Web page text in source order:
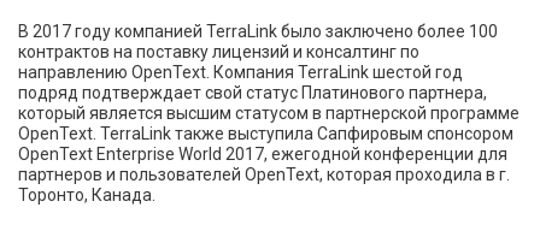
В 2017 году компанией TerraLink было заключено более 100
контрактов на поставку лицензий и консалтинг по
направлению OpenText. Компания TerraLink шестой год
подряд подтверждает свой статус Платинового партнера,
который является высшим статусом в партнерской программе
OpenText. TerraLink также выступила Сапфировым спонсором
OpenText Enterprise World 2017, ежегодной конференции для
партнеров и пользователей OpenText, которая проходила в г.
Торонто, Канада.